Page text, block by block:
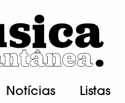
Notícias Listas